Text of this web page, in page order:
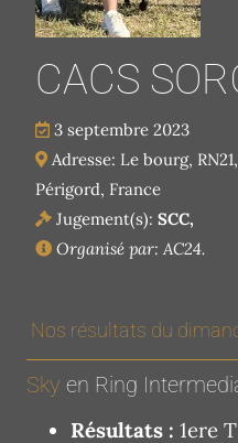
CACS
3 septembre 2023
Adresse: Le bourg,
Périgord, France
Jugement(s): SCC,
Organisé par: AC24.
Nos résultats du
Sky en Ring
Résultats : 1ere